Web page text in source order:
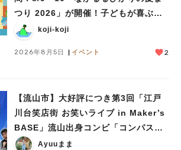
つり 2026」が開催！子どもが喜ぶワ
ークショップや限定ヒーローショーも
koji-koji
2026年8月5日 イベント 2
【流山市】大好評につき第3回「江戸
川台笑店街 お笑いライブ in Maker’s
BASE」流山出身コンビ「コンパス」
も登場！8/23（日）
Ayuuまま